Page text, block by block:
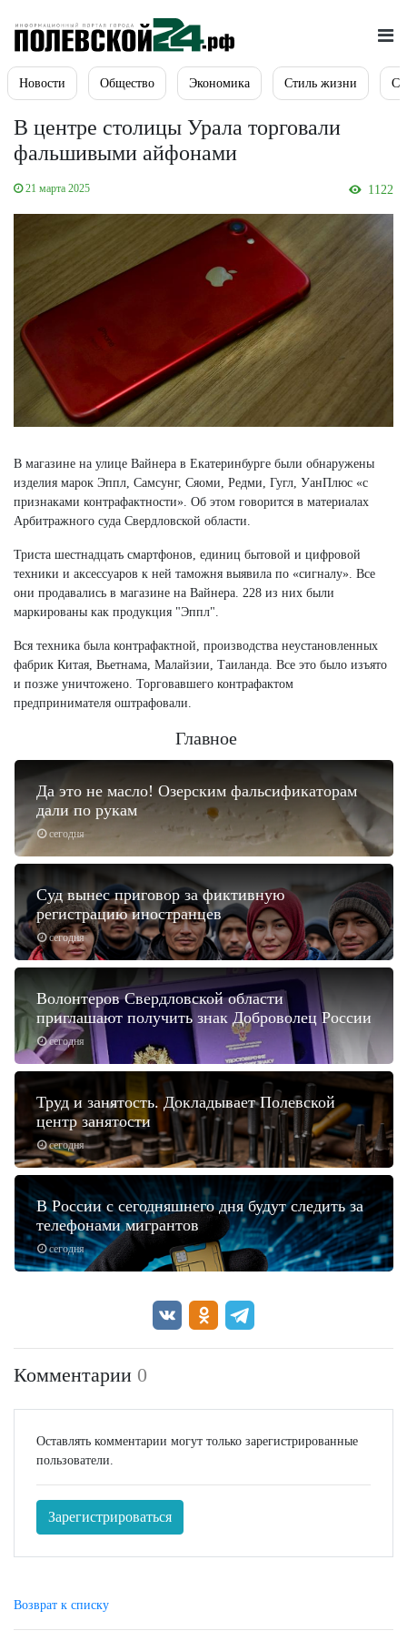
Новости Общество Экономика Стиль жизни
В центре столицы Урала торговали
фальшивыми айфонами
21 марта 2025 1122
В магазине на улице Вайнера в Екатеринбурге были обнаружены
изделия марок Эппл, Самсунг, Сяоми, Редми, Гугл, УанПлюс «с
признаками контрафактности». Об этом говорится в материалах
Арбитражного суда Свердловской области.
Триста шестнадцать смартфонов, единиц бытовой и цифровой
техники и аксессуаров к ней таможня выявила по «сигналу». Все
они продавались в магазине на Вайнера. 228 из них были
маркированы как продукция "Эппл".
Вся техника была контрафактной, производства неустановленных
фабрик Китая, Вьетнама, Малайзии, Таиланда. Все это было изъято
и позже уничтожено. Торговавшего контрафактом
предпринимателя оштрафовали.
Главное
сегодня
Да это не масло! Озерским фальсификаторам
дали по рукам
сегодня
Суд вынес приговор за фиктивную
регистрацию иностранцев
сегодня
Волонтеров Свердловской области
приглашают получить знак Доброволец России
сегодня
Труд и занятость. Докладывает Полевской
центр занятости
сегодня
В России с сегодняшнего дня будут следить за
телефонами мигрантов
Комментарии 0
Оставлять комментарии могут только зарегистрированные
пользователи.
Зарегистрироваться
Возврат к списку